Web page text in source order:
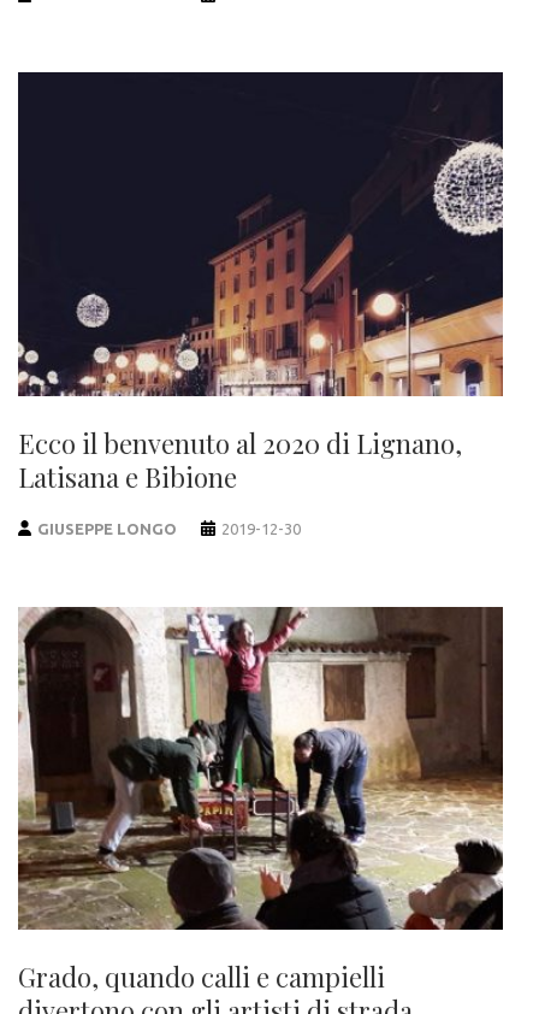
Ecco il benvenuto al 2020 di Lignano,
Latisana e Bibione
GIUSEPPE LONGO 2019-12-30
Grado, quando calli e campielli